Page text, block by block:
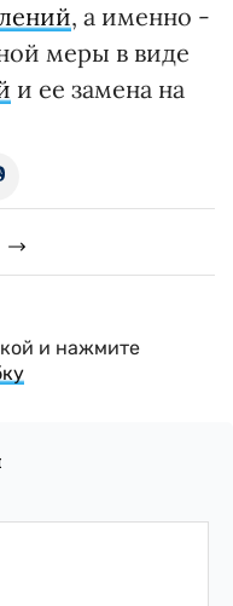
, а именно -
меры в виде
и ее замена на
и нажмите